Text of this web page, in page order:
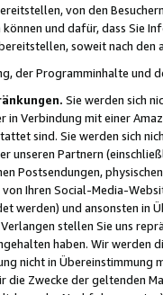
von den
können und dafür, dass Sie
soweit nach
der Programminhalte und
Sie werden sich
in Verbindung mit einer
sind. Sie werden sich
unseren Partnern
Postsendungen,
Ihren Social-Media-
werden) und ansonsten in
stellen Sie uns
haben. Wir werden
nicht in Übereinstimmung
die Zwecke der geltenden